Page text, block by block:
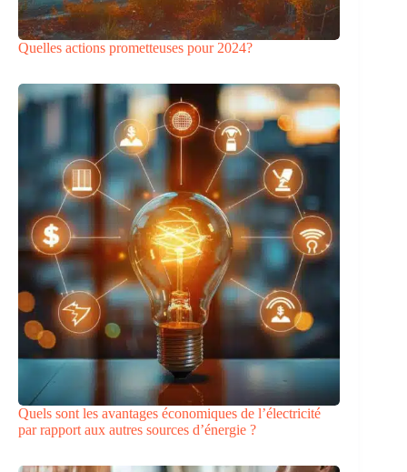
Quelles actions prometteuses pour 2024?
Quels sont les avantages économiques de l’électricité
par rapport aux autres sources d’énergie ?